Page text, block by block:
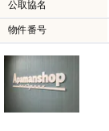
公取協名
物件番号